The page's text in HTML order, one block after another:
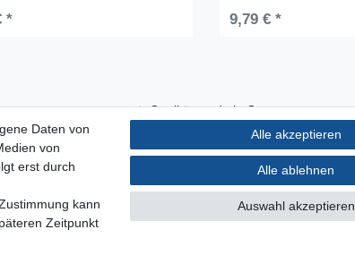
* 9,79 € *
Qualität made in Germany
Schnelle & sichere Lieferung
Ideal für Selbermacher (DIY)
Daten von
von
erst durch
kann
Zeitpunkt
Alle akzeptieren
Alle ablehnen
Auswahl akzeptieren